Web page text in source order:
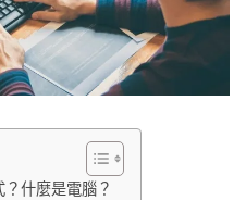
什麼是電腦？